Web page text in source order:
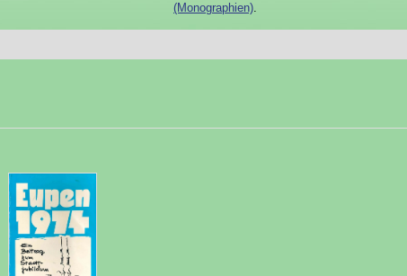
(Monographien)